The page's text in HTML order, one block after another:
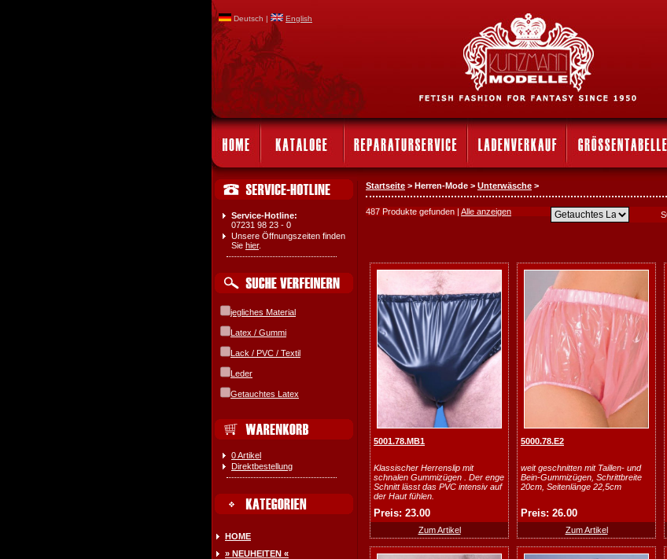
Deutsch | English
Service-Hotline:
07231 98 23 - 0
Unsere Öffnungszeiten finden
Sie hier.
jegliches Material
Latex / Gummi
Lack / PVC / Textil
Leder
Getauchtes Latex
0 Artikel
Direktbestellung
HOME
» NEUHEITEN «
Startseite > Herren-Mode > Unterwäsche >
487 Produkte gefunden | Alle anzeigen
5001.78.MB1
Klassischer Herrenslip mit
schnalen Gummizügen . Der enge
Schnitt lässt das PVC intensiv auf
der Haut fühlen.
Preis: 23.00
Zum Artikel
5000.78.E2
weit geschnitten mit Taillen- und
Bein-Gummizügen, Schrittbreite
20cm, Seitenlänge 22,5cm
Preis: 26.00
Zum Artikel